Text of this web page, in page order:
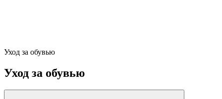
Уход за обувью
Уход за обувью